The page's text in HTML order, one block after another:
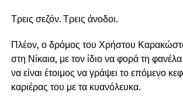
Τρεις σεζόν. Τρεις άνοδοι.
Πλέον, ο δρόμος του Χρήστου Καρακώστα
στη Νίκαια, με τον ίδιο να φορά τη
να είναι έτοιμος να γράψει το επόμενο
καριέρας του με τα κυανόλευκα.